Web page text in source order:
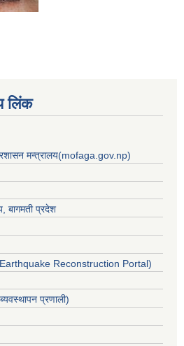
लिंक
मन्त्रालय(mofaga.gov.np)
बागमती प्रदेश
Reconstruction Portal)
प्रणाली)